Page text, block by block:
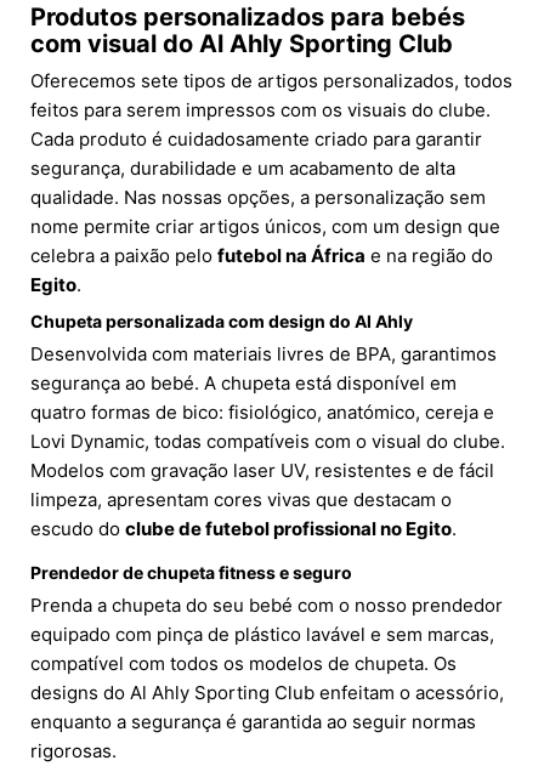
Produtos personalizados para bebés
com visual do Al Ahly Sporting Club
Oferecemos sete tipos de artigos personalizados, todos
feitos para serem impressos com os visuais do clube.
Cada produto é cuidadosamente criado para garantir
segurança, durabilidade e um acabamento de alta
qualidade. Nas nossas opções, a personalização sem
nome permite criar artigos únicos, com um design que
celebra a paixão pelo futebol na África e na região do
Egito.
Chupeta personalizada com design do Al Ahly
Desenvolvida com materiais livres de BPA, garantimos
segurança ao bebé. A chupeta está disponível em
quatro formas de bico: fisiológico, anatómico, cereja e
Lovi Dynamic, todas compatíveis com o visual do clube.
Modelos com gravação laser UV, resistentes e de fácil
limpeza, apresentam cores vivas que destacam o
escudo do clube de futebol profissional no Egito.
Prendedor de chupeta fitness e seguro
Prenda a chupeta do seu bebé com o nosso prendedor
equipado com pinça de plástico lavável e sem marcas,
compatível com todos os modelos de chupeta. Os
designs do Al Ahly Sporting Club enfeitam o acessório,
enquanto a segurança é garantida ao seguir normas
rigorosas.